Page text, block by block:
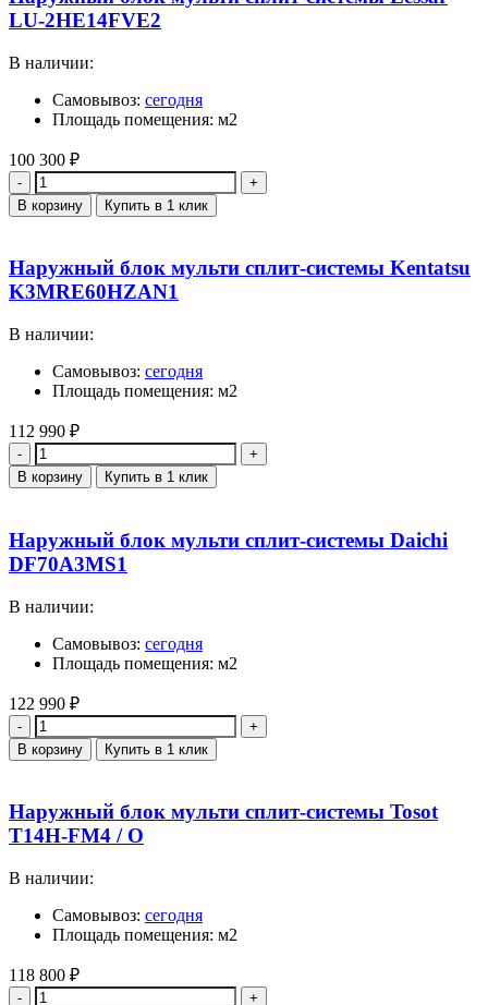
LU-2HE14FVE2
В наличии:
Самовывоз: сегодня
Площадь помещения: м2
100 300 ₽
Количество
В корзину Купить в 1 клик
Наружный блок мульти сплит-системы Kentatsu
K3MRE60HZAN1
В наличии:
Самовывоз: сегодня
Площадь помещения: м2
112 990 ₽
Количество
В корзину Купить в 1 клик
Наружный блок мульти сплит-системы Daichi
DF70A3MS1
В наличии:
Самовывоз: сегодня
Площадь помещения: м2
122 990 ₽
Количество
В корзину Купить в 1 клик
Наружный блок мульти сплит-системы Tosot
T14H-FM4 / O
В наличии:
Самовывоз: сегодня
Площадь помещения: м2
118 800 ₽
Количество